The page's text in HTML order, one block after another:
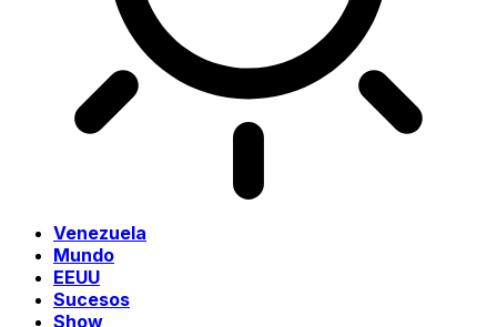
Venezuela
Mundo
EEUU
Sucesos
Show